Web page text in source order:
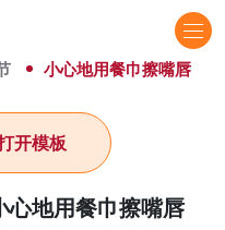
小心地用餐巾擦嘴唇
心地用餐巾擦嘴唇
开模板